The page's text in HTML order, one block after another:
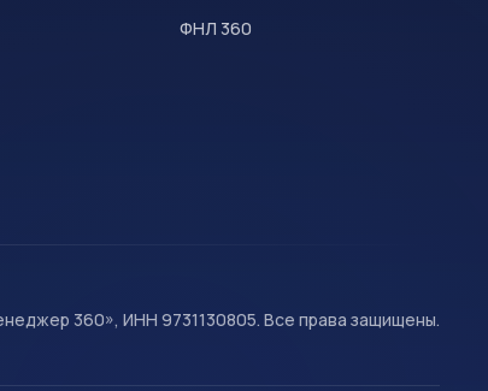
ФНЛ 360
360», ИНН 9731130805. Все права защищены.